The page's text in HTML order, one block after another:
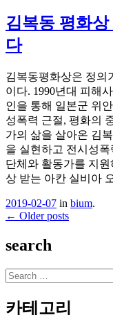
김복동 평화
다
김복동평화상은 정의
이다. 1990년대 피해
인을 통해 일본군 위
성폭력 근절, 평화의
가의 삶을 살아온 김
을 실현하고 전시성
단체와 활동가를 지
상 받는 아칸 실비아
2019-02-07 in bium.
Post
navigation
← Older posts
search
Search
카테고리